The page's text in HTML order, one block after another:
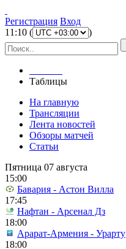
Регистрация Вход
11 :10 ( )
Таблицы
На главную
Трансляции
Лента новостей
Обзоры матчей
Статьи
Пятница 07 августа
15:00
Бавария - Астон Вилла
17:45
Нафтан - Арсенал Дз
18:00
Арарат-Армения - Урарту
18:00